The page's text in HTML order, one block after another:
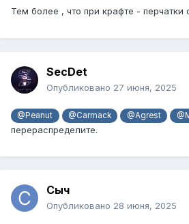
Тем более , что при крафте - перчатки
SecDet
Опубликовано 27 июня, 2025
@Peanut @Carmack @Agrest
перераспределите.
Сыч
Опубликовано 28 июня, 2025